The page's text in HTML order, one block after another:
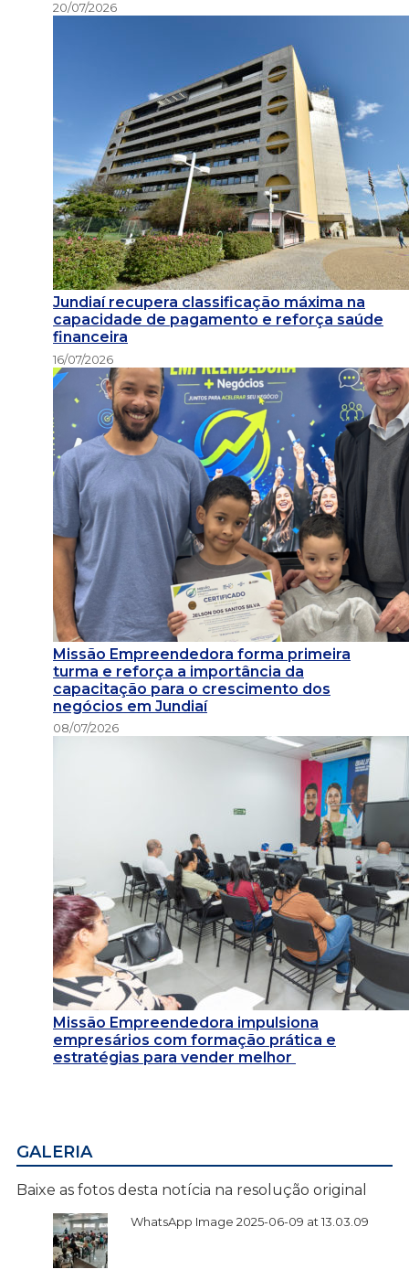
20/07/2026
Jundiaí recupera classificação máxima na
capacidade de pagamento e reforça saúde
financeira
16/07/2026
Missão Empreendedora forma primeira
turma e reforça a importância da
capacitação para o crescimento dos
negócios em Jundiaí
08/07/2026
Missão Empreendedora impulsiona
empresários com formação prática e
estratégias para vender melhor
GALERIA
Baixe as fotos desta notícia na resolução original
WhatsApp Image 2025-06-09 at 13.03.09